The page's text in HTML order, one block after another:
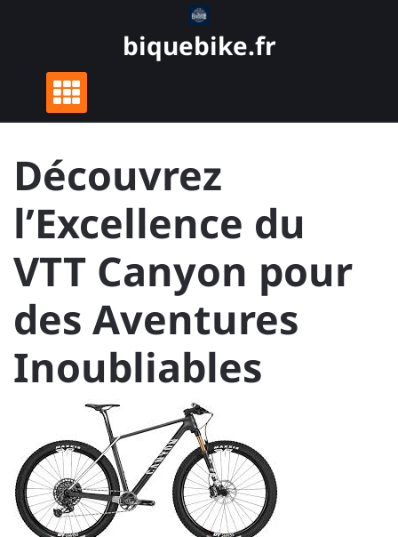
biquebike.fr
Découvrez
l’Excellence du
VTT Canyon pour
des Aventures
Inoubliables